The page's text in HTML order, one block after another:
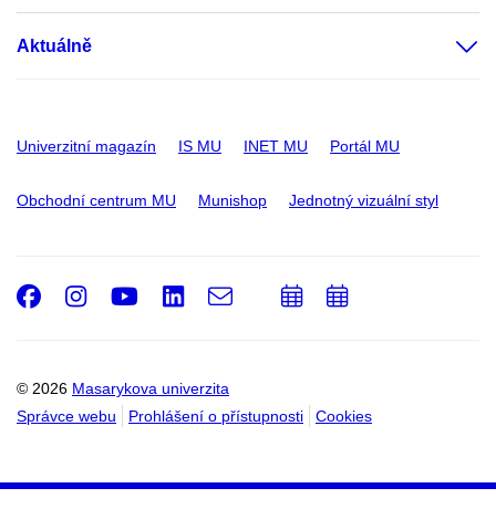
Aktuálně
Univerzitní magazín IS MU INET MU Portál MU
Obchodní centrum MU Munishop Jednotný vizuální styl
© 2026 Masarykova univerzita
Správce webu
Prohlášení o přístupnosti Cookies
Facebook
Instagram
Youtube
LinkedIn
e-
PřidatPřidat